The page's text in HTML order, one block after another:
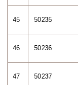
45 50235
46 50236
47 50237